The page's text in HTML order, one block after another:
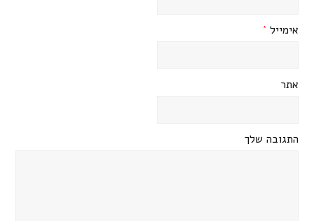
אימייל *
אתר
התגובה שלך